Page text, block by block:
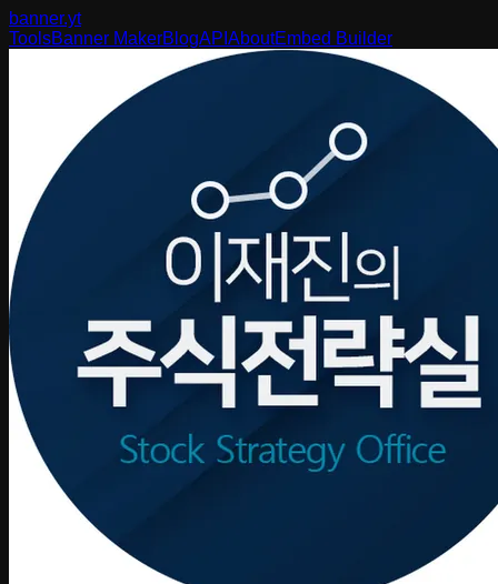
banner.yt
ToolsBanner MakerBlogAPI AboutEmbed Builder